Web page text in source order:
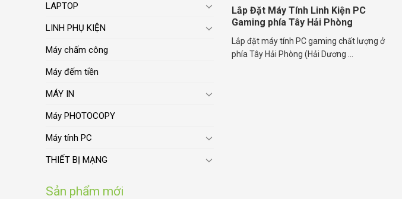
LAPTOP
LINH PHỤ KIỆN
Máy chấm công
Máy đếm tiền
MÁY IN
Máy PHOTOCOPY
Máy tính PC
THIẾT BỊ MẠNG
Sản phẩm mới
Lắp Đặt Máy Tính Linh Kiện PC
Gaming phía Tây Hải Phòng
Lắp đặt máy tính PC gaming chất lượng ở
phía Tây Hải Phòng (Hải Dương ...